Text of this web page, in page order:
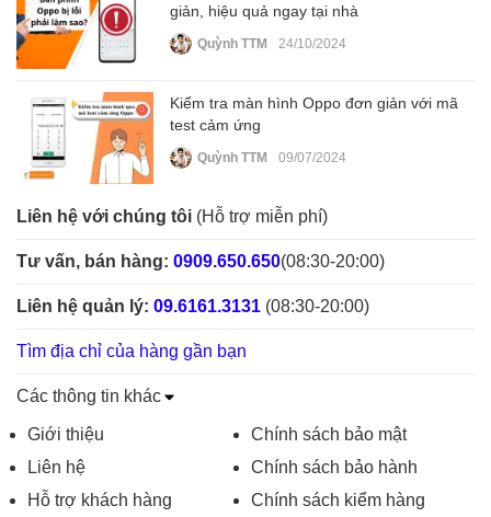
giản, hiệu quả ngay tại nhà
Quỳnh TTM 24/10/2024
Kiểm tra màn hình Oppo đơn giản với mã
test cảm ứng
Quỳnh TTM 09/07/2024
Liên hệ với chúng tôi (Hỗ trợ miễn phí)
Tư vấn, bán hàng: 0909.650.650(08:30-20:00)
Liên hệ quản lý: 09.6161.3131 (08:30-20:00)
Tìm địa chỉ của hàng gần bạn
Các thông tin khác
Giới thiệu
Liên hệ
Hỗ trợ khách hàng
Chính sách bảo mật
Chính sách bảo hành
Chính sách kiểm hàng